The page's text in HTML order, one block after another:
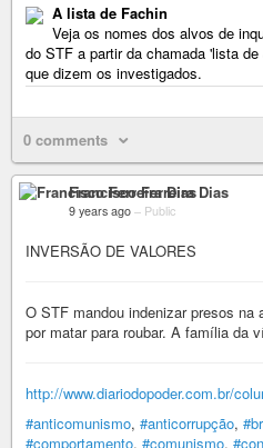
A lista de Fachin
Veja os nomes dos alvos de
do STF a partir da chamada 'lista
que dizem os investigados.
0 comments
Francisco Ferreira Dias
9 years ago – Public
INVERSÃO DE VALORES
O STF mandou indenizar presos na
por matar para roubar. A família da
http://www.diariodopoder.com.br/
#anticomunismo, #anticorrupção,
#comportamento, #comunismo,